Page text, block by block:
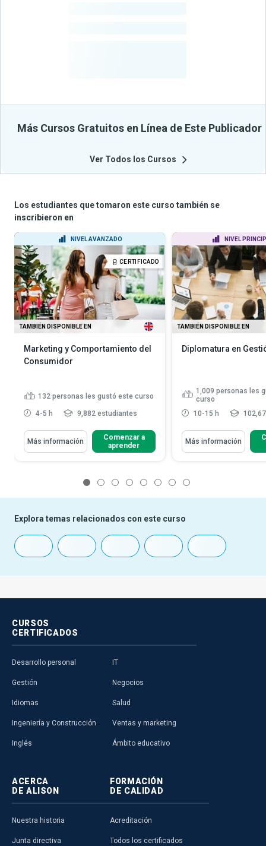
Más Cursos Gratuitos en Línea de Este Publicador
Ver Todos los Cursos
Los estudiantes que tomaron este curso también se
inscribieron en
NIVEL AVANZADO
CERTIFICADO
TAMBIÉN DISPONIBLE EN
Marketing y Comportamiento del
Consumidor
132 personas les gustó este curso
4-5 h 9,882 estudiantes
Más información
Comenzar a
aprender
NIVEL
TAMBIÉN DISPONIBLE EN
Diplomatura en
1,009 personas les
curso
10-15 h
Más información
Explora temas relacionados con este curso
CURSOS
CERTIFICADOS
Desarrollo personal
Gestión
Idiomas
Ingeniería y Construcción
Inglés
IT
Negocios
Salud
Ventas y marketing
Ámbito educativo
ACERCA
DE ALISON
Nuestra historia
Junta directiva
FORMACIÓN
DE CALIDAD
Acreditación
Todos los certificados